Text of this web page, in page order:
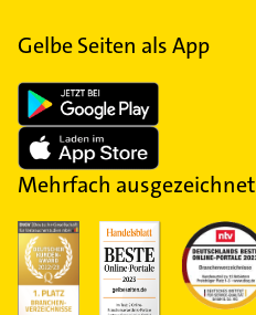
Gelbe Seiten als App
Mehrfach ausgezeichnet